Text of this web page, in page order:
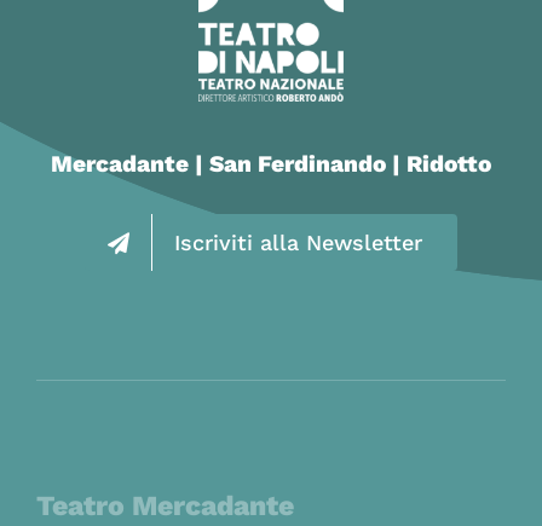
Mercadante | San Ferdinando | Ridotto
Iscriviti alla Newsletter
Teatro Mercadante